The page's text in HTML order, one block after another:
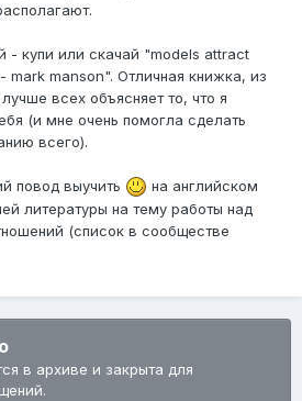
- купи или скачай "models attract
manson". Отличная книжка, из
всех объясняет то, что я
(и мне очень помогла сделать
всего).
повод выучить
на английском
литературы на тему работы над
(список в сообществе
в архиве и закрыта для